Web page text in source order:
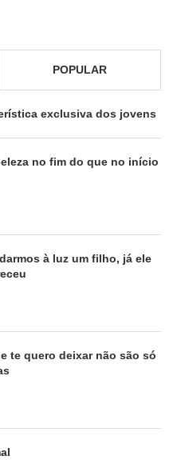
POPULAR
exclusiva dos jovens
no fim do que no início
à luz um filho, já ele
te quero deixar não são só